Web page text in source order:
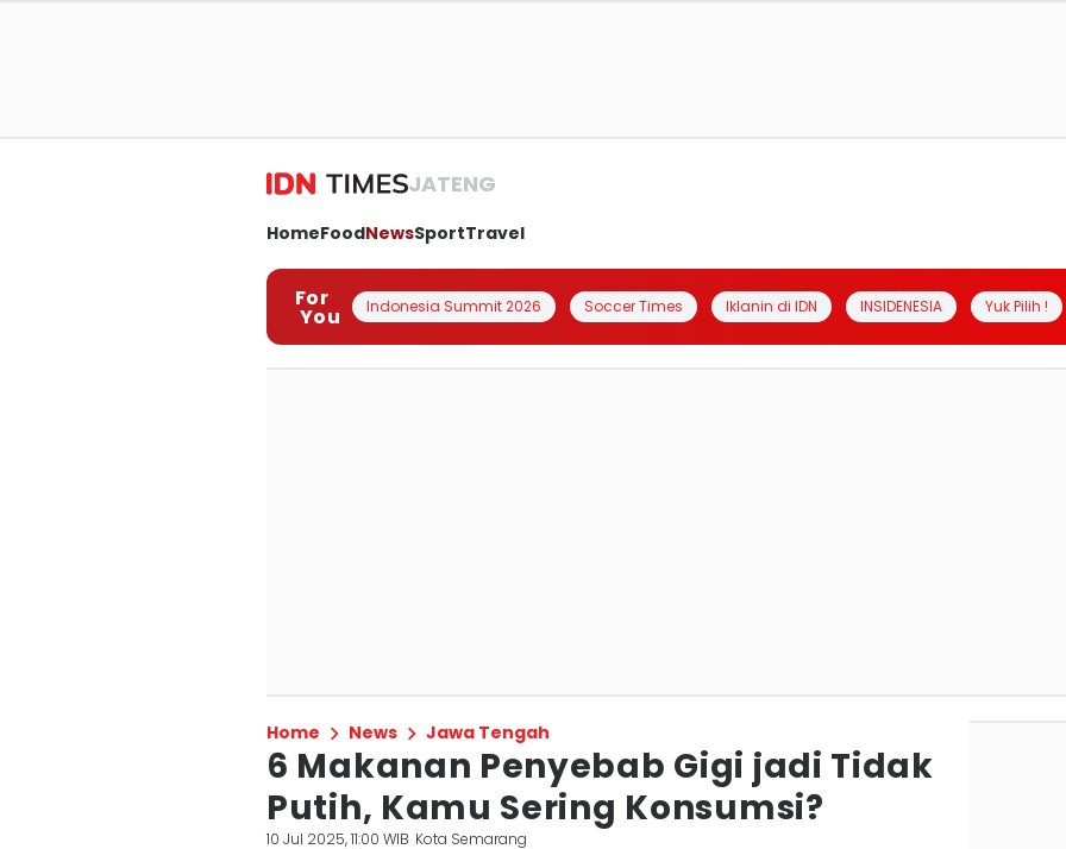
JATENG
HomeFoodNewsSportTravel
For
You Indonesia Summit 2026 Soccer Times Iklanin di IDN INSIDENESIA Yuk Pilih !
Home News Jawa Tengah
6 Makanan Penyebab Gigi jadi Tidak
Putih, Kamu Sering Konsumsi?
10 Jul 2025, 11:00 WIB Kota Semarang